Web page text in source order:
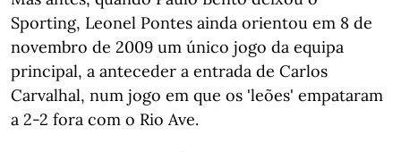
Sporting, Leonel Pontes ainda orientou em 8 de
novembro de 2009 um único jogo da equipa
principal, a anteceder a entrada de Carlos
Carvalhal, num jogo em que os 'leões' empataram
a 2-2 fora com o Rio Ave.